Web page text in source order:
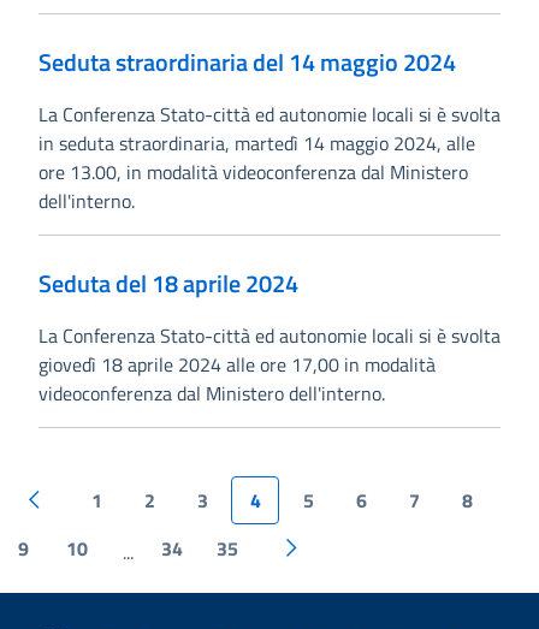
Seduta straordinaria del 14 maggio 2024
La Conferenza Stato-città ed autonomie locali si è svolta
in seduta straordinaria, martedì 14 maggio 2024, alle
ore 13.00, in modalità videoconferenza dal Ministero
dell'interno.
Seduta del 18 aprile 2024
La Conferenza Stato-città ed autonomie locali si è svolta
giovedì 18 aprile 2024 alle ore 17,00 in modalità
videoconferenza dal Ministero dell'interno.
1 2 3 4 5 6 7
8
9
10 ... 34 35